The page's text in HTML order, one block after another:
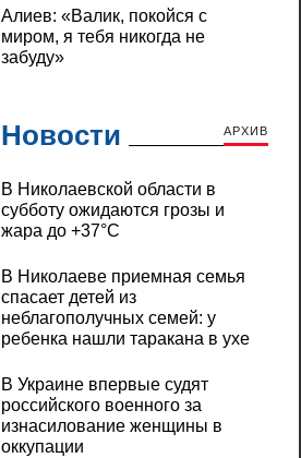
Новости АРХИВ
В Николаевской области в
субботу ожидаются грозы и
жара до +37°C
В Николаеве приемная семья
спасает детей из
неблагополучных семей: у
ребенка нашли таракана в ухе
В Украине впервые судят
российского военного за
изнасилование женщины в
оккупации